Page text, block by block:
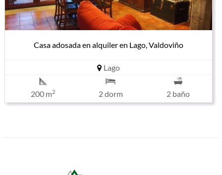
Casa adosada en alquiler en Lago, Valdoviño
Lago
200 m2 2 dorm 2 baño